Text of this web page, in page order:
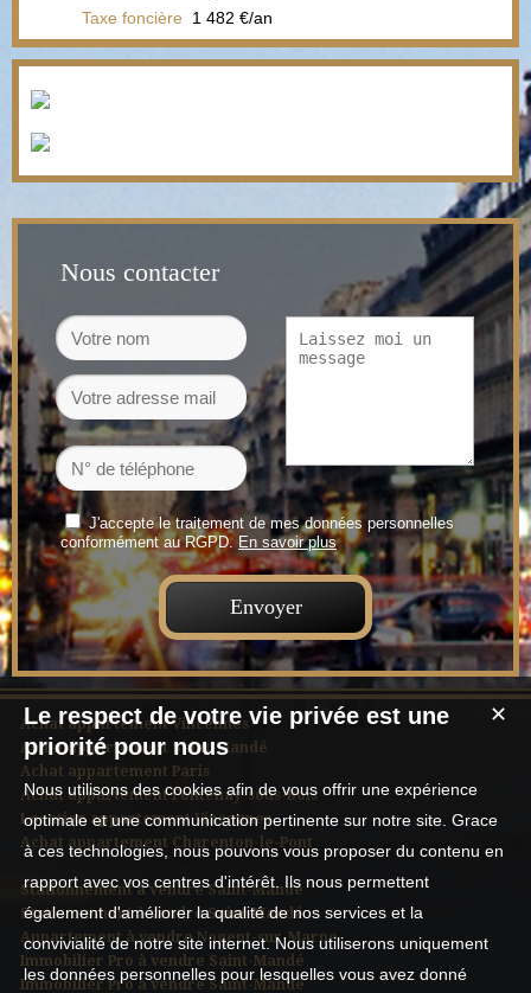
Taxe foncière
1 482 €/an
Nous contacter
J'accepte le traitement de mes données personnelles
conformément au RGPD. En savoir plus
Achat appartement Vincennes
Achat appartement Saint-Mandé
Achat appartement Paris
Achat appartement Fontenay-sous-Bois
Location appartement Vincennes
Achat appartement Charenton-le-Pont
Stationnement à vendre Saint-Mandé
Stationnement à vendre Saint-Mandé
Appartement à vendre Nogent-sur-Marne
Immobilier Pro à vendre Saint-Mandé
Immobilier Pro à vendre Saint-Mandé
✕
Le respect de votre vie privée est une
priorité pour nous
Nous utilisons des cookies afin de vous offrir une expérience
optimale et une communication pertinente sur notre site. Grace
à ces technologies, nous pouvons vous proposer du contenu en
rapport avec vos centres d'intérêt. Ils nous permettent
également d'améliorer la qualité de nos services et la
convivialité de notre site internet. Nous utiliserons uniquement
les données personnelles pour lesquelles vous avez donné